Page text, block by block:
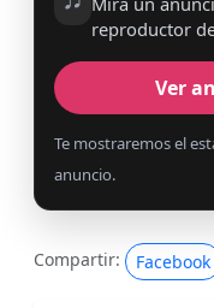
reproductor
Ver
Te mostraremos el
anuncio.
Compartir: Facebook